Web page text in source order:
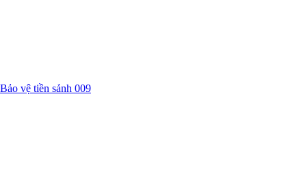
Bảo vệ tiền sảnh 009